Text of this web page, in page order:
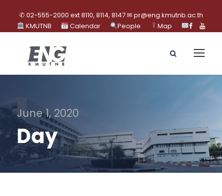
✆ 02-555-2000 ext 8110, 8114, 8147 ✉ pr@eng.kmutnb.ac.th
KMUTNB
Calendar People Map
June 1, 2020
Day